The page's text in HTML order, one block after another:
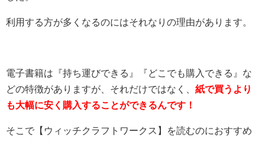
利用する方が多くなるのにはそれなりの理由があります。
電子書籍は『持ち運びできる』『どこでも購入できる』な
どの特徴がありますが、それだけではなく、 紙で買うより
も大幅に安く購入することができるんです！
そこで【ウィッチクラフトワークス】を読むのにおすすめ